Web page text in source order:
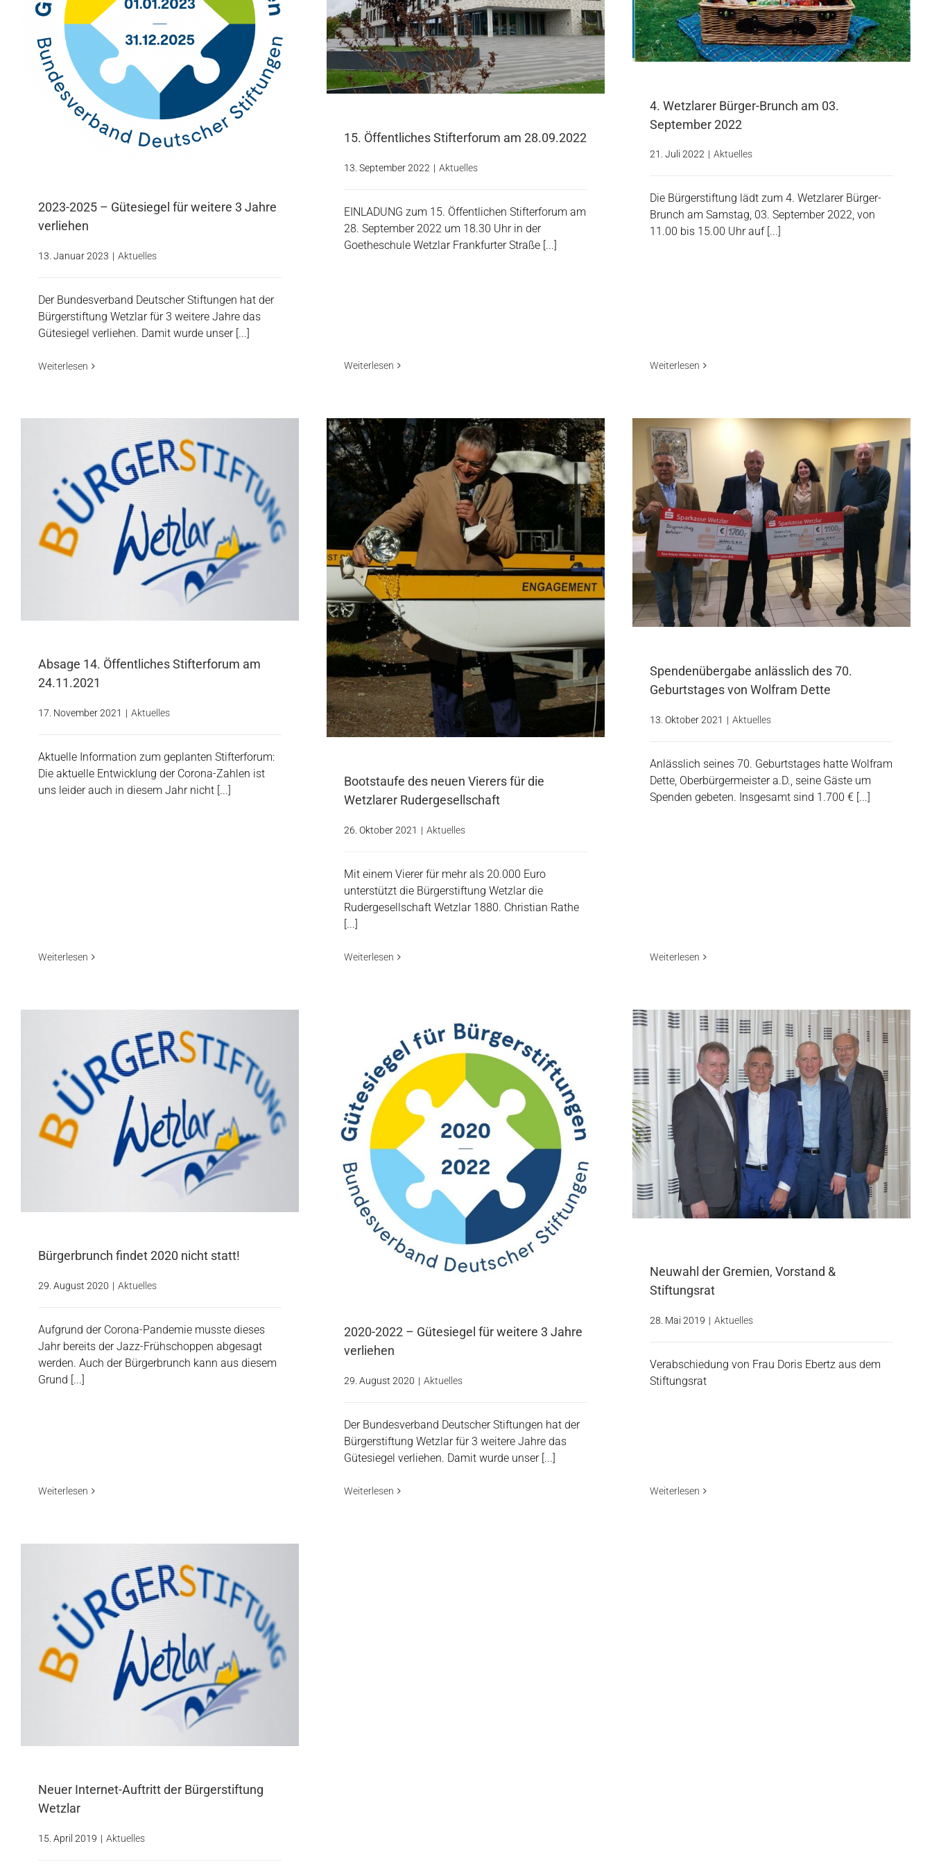
2023-2025 – Gütesiegel für weitere 3 Jahre
verliehen
13. Januar 2023 | Aktuelles
Der Bundesverband Deutscher Stiftungen hat der
Bürgerstiftung Wetzlar für 3 weitere Jahre das
Gütesiegel verliehen. Damit wurde unser [...]
Weiterlesen
15. Öffentliches Stifterforum am 28.09.2022
13. September 2022 | Aktuelles
EINLADUNG zum 15. Öffentlichen Stifterforum am
28. September 2022 um 18.30 Uhr in der
Goetheschule Wetzlar Frankfurter Straße [...]
Weiterlesen
4. Wetzlarer Bürger-Brunch am 03.
September 2022
21. Juli 2022 | Aktuelles
Die Bürgerstiftung lädt zum 4. Wetzlarer Bürger-
Brunch am Samstag, 03. September 2022, von
11.00 bis 15.00 Uhr auf [...]
Weiterlesen
Absage 14. Öffentliches Stifterforum am
24.11.2021
17. November 2021 | Aktuelles
Aktuelle Information zum geplanten Stifterforum:
Die aktuelle Entwicklung der Corona-Zahlen ist
uns leider auch in diesem Jahr nicht [...]
Weiterlesen
Bootstaufe des neuen Vierers für die Wetzlarer
Rudergesellschaft
Aktuelles
Bootstaufe des neuen Vierers für die
Wetzlarer Rudergesellschaft
26. Oktober 2021 | Aktuelles
Mit einem Vierer für mehr als 20.000 Euro
unterstützt die Bürgerstiftung Wetzlar die
Rudergesellschaft Wetzlar 1880. Christian Rathe
[...]
Weiterlesen
Spendenübergabe anlässlich des 70.
Geburtstages von Wolfram Dette
Aktuelles
Spendenübergabe anlässlich des 70.
Geburtstages von Wolfram Dette
13. Oktober 2021 | Aktuelles
Anlässlich seines 70. Geburtstages hatte Wolfram
Dette, Oberbürgermeister a.D., seine Gäste um
Spenden gebeten. Insgesamt sind 1.700 € [...]
Weiterlesen
Bürgerbrunch findet 2020 nicht statt!
29. August 2020 | Aktuelles
Aufgrund der Corona-Pandemie musste dieses
Jahr bereits der Jazz-Frühschoppen abgesagt
werden. Auch der Bürgerbrunch kann aus diesem
Grund [...]
Weiterlesen
2020-2022 – Gütesiegel für weitere 3 Jahre
verliehen
Aktuelles
2020-2022 – Gütesiegel für weitere 3 Jahre
verliehen
29. August 2020 | Aktuelles
Der Bundesverband Deutscher Stiftungen hat der
Bürgerstiftung Wetzlar für 3 weitere Jahre das
Gütesiegel verliehen. Damit wurde unser [...]
Weiterlesen
Neuwahl der Gremien, Vorstand & Stiftungsrat
Aktuelles
Neuwahl der Gremien, Vorstand &
Stiftungsrat
28. Mai 2019 | Aktuelles
Verabschiedung von Frau Doris Ebertz aus dem
Stiftungsrat
Weiterlesen
Neuer Internet-Auftritt der Bürgerstiftung
Wetzlar
15. April 2019 | Aktuelles